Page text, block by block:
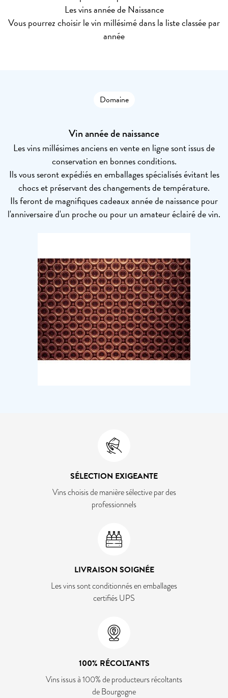
Les vins année de Naissance
Vous pourrez choisir le vin millésimé dans la liste classée par
année
Domaine
Vin année de naissance
Les vins millésimes anciens en vente en ligne sont issus de
conservation en bonnes conditions.
Ils vous seront expédiés en emballages spécialisés évitant les
chocs et préservant des changements de température.
Ils feront de magnifiques cadeaux année de naissance pour
l'anniversaire d'un proche ou pour un amateur éclairé de vin.
SÉLECTION EXIGEANTE
Vins choisis de manière sélective par des
professionnels
LIVRAISON SOIGNÉE
Les vins sont conditionnés en emballages
certifiés UPS
100% RÉCOLTANTS
Vins issus à 100% de producteurs récoltants
de Bourgogne